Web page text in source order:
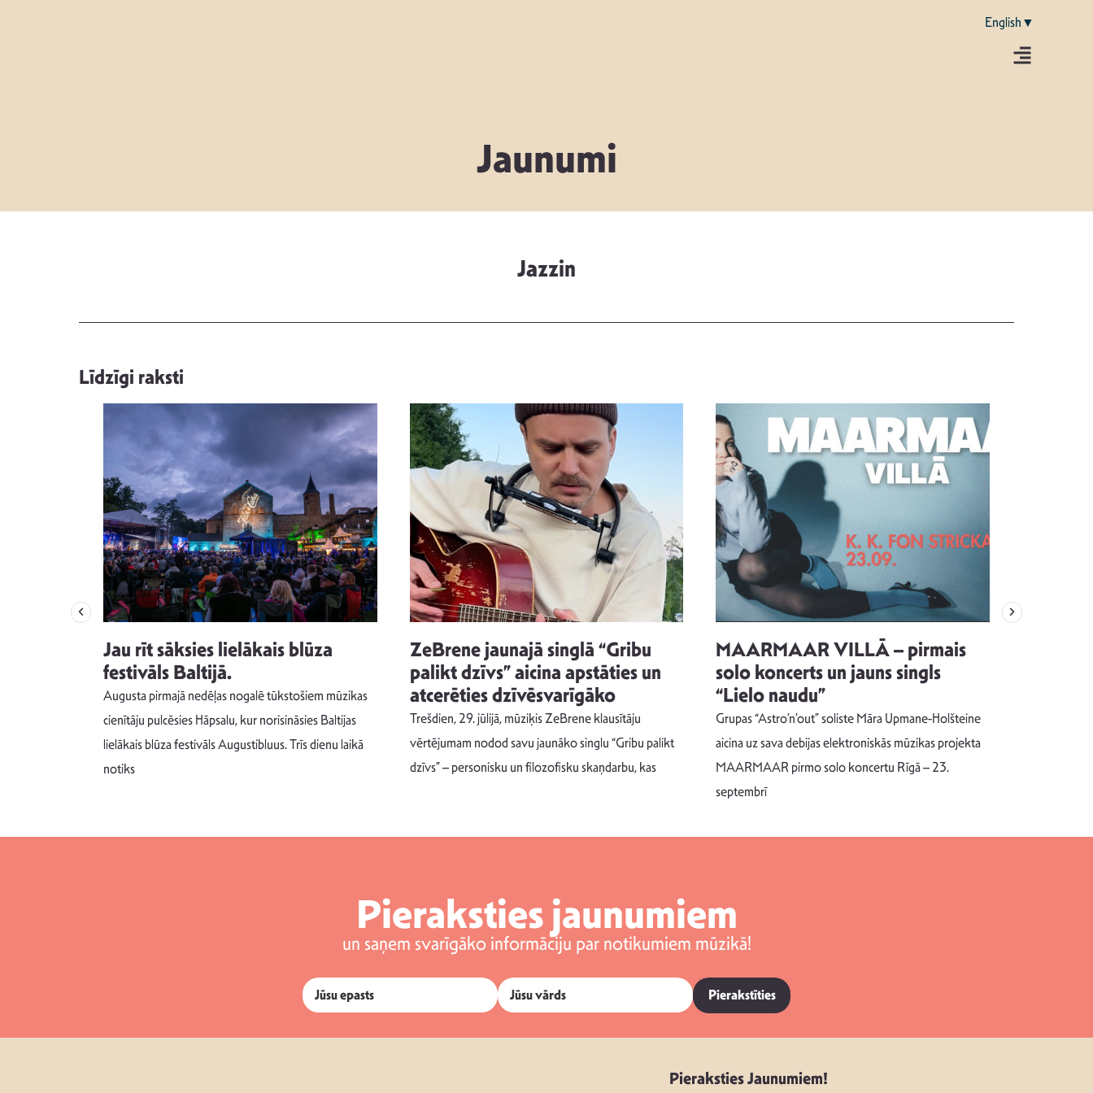
English▼
Jaunumi
Jazzin
Līdzīgi raksti
Jau rīt sāksies lielākais blūza
festivāls Baltijā.
Augusta pirmajā nedēļas nogalē tūkstošiem mūzikas
cienītāju pulcēsies Hāpsalu, kur norisināsies Baltijas
lielākais blūza festivāls Augustibluus. Trīs dienu laikā
notiks
ZeBrene jaunajā singlā “Gribu
palikt dzīvs” aicina apstāties un
atcerēties dzīvēsvarīgāko
Trešdien, 29. jūlijā, mūziķis ZeBrene klausītāju
vērtējumam nodod savu jaunāko singlu “Gribu palikt
dzīvs” – personisku un filozofisku skaņdarbu, kas
MAARMAAR VILLĀ – pirmais
solo koncerts un jauns singls
“Lielo naudu”
Grupas “Astro’n’out” soliste Māra Upmane-Holšteine
aicina uz sava debijas elektroniskās mūzikas projekta
MAARMAAR pirmo solo koncertu Rīgā – 23.
septembrī
Pieraksties jaunumiem
un saņem svarīgāko informāciju par notikumiem mūzikā!
Pierakstīties
Pieraksties Jaunumiem!